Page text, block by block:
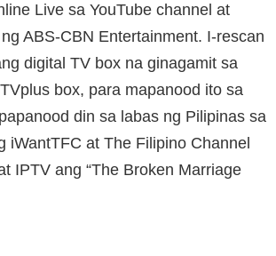
Live sa YouTube channel at
ABS-CBN Entertainment. I-rescan
digital TV box na ginagamit sa
box, para mapanood ito sa
din sa labas ng Pilipinas sa
iWantTFC at The Filipino Channel
IPTV ang “The Broken Marriage